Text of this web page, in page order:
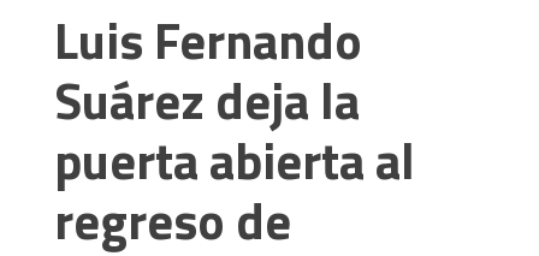
Luis Fernando
Suárez deja la
puerta abierta al
regreso de